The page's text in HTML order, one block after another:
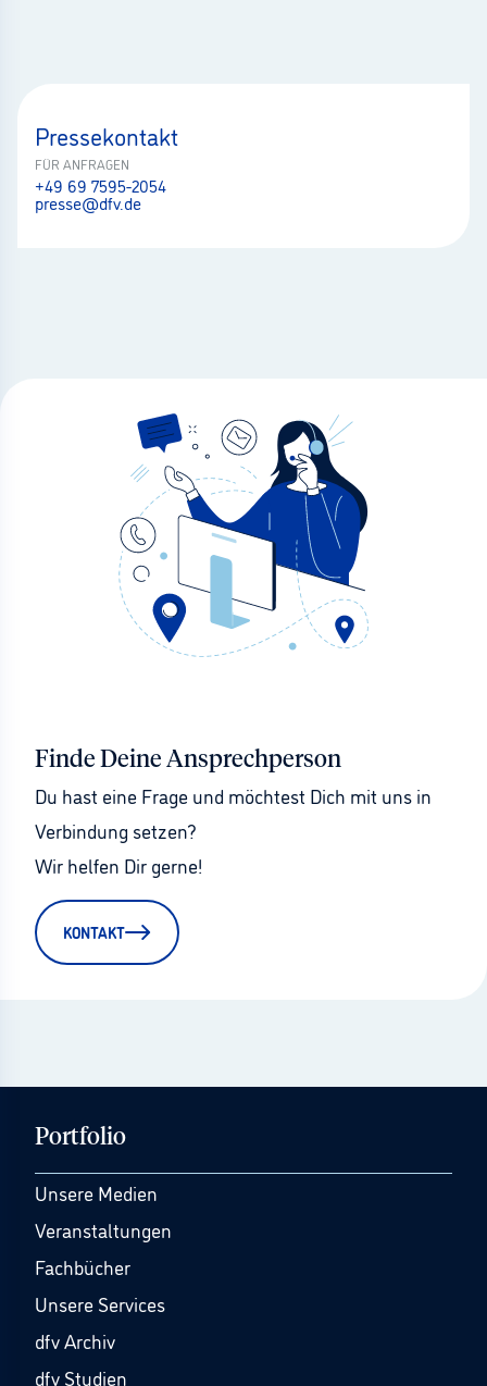
Pressekontakt
FÜR ANFRAGEN
+49 69 7595-2054
presse@dfv.de
Finde Deine Ansprechperson
Du hast eine Frage und möchtest Dich mit uns in
Verbindung setzen?
Wir helfen Dir gerne!
KONTAKT
Portfolio
Unsere Medien
Veranstaltungen
Fachbücher
Unsere Services
dfv Archiv
dfv Studien